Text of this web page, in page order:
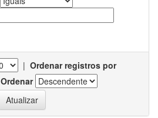
| Ordenar registros por
Ordenar